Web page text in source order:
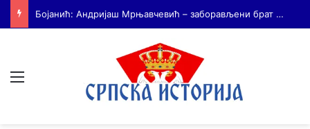
На Дражин дан у Лондону обележено 80. година од мучког убиства генерала Драгољуба Драже Михаиловића